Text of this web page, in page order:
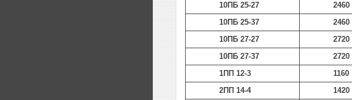
10ПБ 25-27
2460
10ПБ 25-37
2460
10ПБ 27-27
2720
10ПБ 27-37
2720
1ПП 12-3
1160
2ПП 14-4
1420